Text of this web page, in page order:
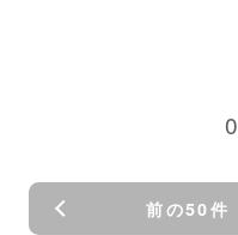
0
前の50件